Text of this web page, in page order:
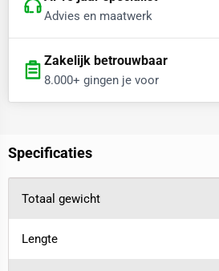
Advies en maatwerk
Zakelijk betrouwbaar
8.000+ gingen je voor
Specificaties
Totaal gewicht
Lengte